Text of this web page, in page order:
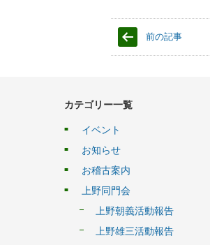
前の記事
カテゴリー一覧
イベント
お知らせ
お稽古案内
上野同門会
上野朝義活動報告
上野雄三活動報告